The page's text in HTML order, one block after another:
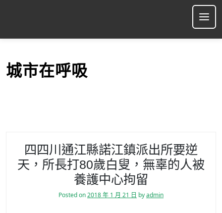
p
城市在呼吸
四四川通江縣諾江鎮派出所要逆
天，所長打80歲白叟，無辜的人被
養護中心拘留
Posted on2018 年 1 月 21 日 byadmin